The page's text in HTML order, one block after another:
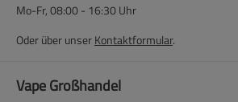
Mo-Fr, 08:00 - 16:30 Uhr
Oder über unserKontaktformular.
Vape Großhandel